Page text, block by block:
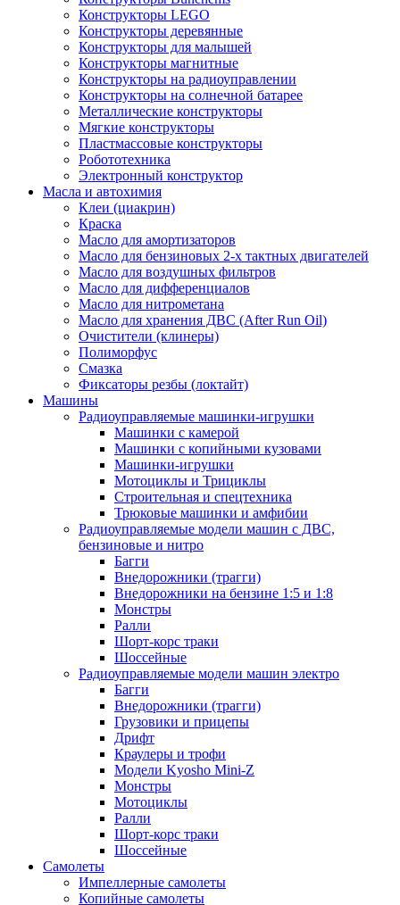
Конструкторы LEGO
Конструкторы деревянные
Конструкторы для малышей
Конструкторы магнитные
Конструкторы на радиоуправлении
Конструкторы на солнечной батарее
Металлические конструкторы
Мягкие конструкторы
Пластмассовые конструкторы
Робототехника
Электронный конструктор
Масла и автохимия
Клеи (циакрин)
Краска
Масло для амортизаторов
Масло для бензиновых 2-х тактных двигателей
Масло для воздушных фильтров
Масло для дифференциалов
Масло для нитрометана
Масло для хранения ДВС (After Run Oil)
Очистители (клинеры)
Полиморфус
Смазка
Фиксаторы резбы (локтайт)
Машины
Радиоуправляемые машинки-игрушки
Машинки с камерой
Машинки с копийными кузовами
Машинки-игрушки
Мотоциклы и Трициклы
Строительная и спецтехника
Трюковые машинки и амфибии
Радиоуправляемые модели машин с ДВС,
бензиновые и нитро
Багги
Внедорожники (трагги)
Внедорожники на бензине 1:5 и 1:8
Монстры
Ралли
Шорт-корс траки
Шоссейные
Радиоуправляемые модели машин электро
Багги
Внедорожники (трагги)
Грузовики и прицепы
Дрифт
Краулеры и трофи
Модели Kyosho Mini-Z
Монстры
Мотоциклы
Ралли
Шорт-корс траки
Шоссейные
Самолеты
Импеллерные самолеты
Копийные самолеты